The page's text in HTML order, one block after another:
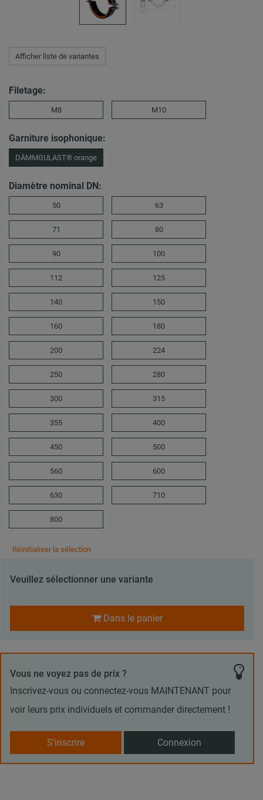
Afficher liste de variantes
Filetage:
M8 M10
Garniture isophonique:
DÄMMGULAST® orange
Diamètre nominal DN:
50 63
71 80
90 100
112 125
140 150
160 180
200 224
250 280
300 315
355 400
450 500
560 600
630 710
800
Réinitialiser la sélection
Veuillez sélectionner une variante
Dans le panier
Vous ne voyez pas de prix ?
Inscrivez-vous ou connectez-vous MAINTENANT pour
voir leurs prix individuels et commander directement !
S'inscrire Connexion